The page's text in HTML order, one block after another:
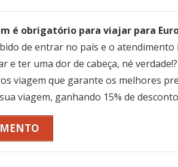
é obrigatório para viajar para
de entrar no país e o
e ter uma dor de cabeça, né
viagem que garante os melhores
viagem, ganhando 15% de